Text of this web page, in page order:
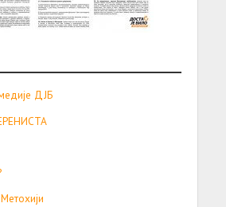
ДЈБ